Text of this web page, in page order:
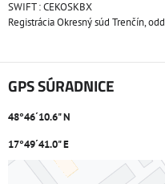
SWIFT : CEKOSKBX
Registrácia Okresný súd Trenčín,
GPS SÚRADNICE
48°46´10.6" N
17°49´41.0" E